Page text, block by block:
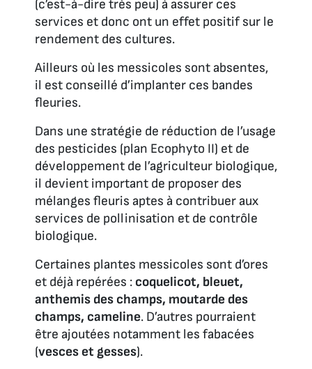
(c’est-à-dire très peu) à assurer ces
services et donc ont un effet positif sur le
rendement des cultures.
Ailleurs où les messicoles sont absentes,
il est conseillé d’implanter ces bandes
fleuries.
Dans une stratégie de réduction de l’usage
des pesticides (plan Ecophyto II) et de
développement de l’agriculteur biologique,
il devient important de proposer des
mélanges fleuris aptes à contribuer aux
services de pollinisation et de contrôle
biologique.
Certaines plantes messicoles sont d’ores
et déjà repérées : coquelicot, bleuet,
anthemis des champs, moutarde des
champs, cameline. D’autres pourraient
être ajoutées notamment les fabacées
(vesces et gesses).